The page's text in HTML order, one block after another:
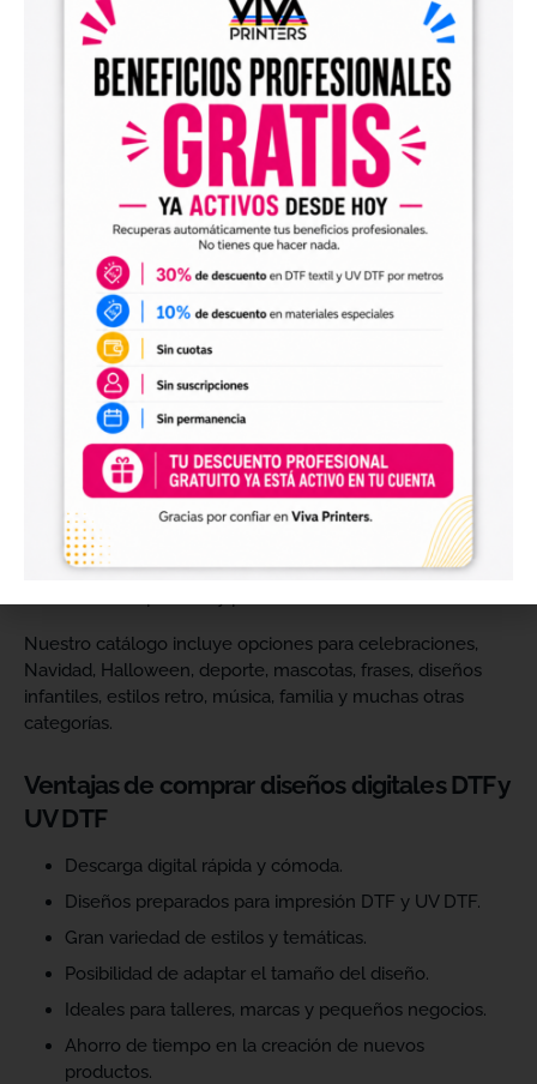
el archivo en tu programa de impresión y producirlo con tu
maquinaria DTF.
Diseños digitales para impresión UV DTF
También encontrarás diseños digitales para UV DTF
perfectos para personalizar vasos, botellas, termos, cajas,
envases, artículos promocionales y otras superficies rígidas
Estos diseños permiten incorporar nuevas opciones a tu
catálogo de personalización de objetos y preparar
producciones propias utilizando tu impresora UV DTF o tu
proveedor habitual de impresión.
Archivos digitales para negocios de
personalización
Comprar diseños digitales es una solución práctica para
profesionales que quieren ahorrar tiempo, renovar su
catálogo y ofrecer más variedad de productos a sus
clientes. Podrás escoger diseños de diferentes estilos,
Nuestro catálogo incluye opciones para celebraciones,
Navidad, Halloween, deporte, mascotas, frases, diseños
infantiles, estilos retro, música, familia y muchas otras
categorías.
Ventajas de comprar diseños digitales DTF y
UV DTF
Descarga digital rápida y cómoda.
Diseños preparados para impresión DTF y UV DTF.
Gran variedad de estilos y temáticas.
Posibilidad de adaptar el tamaño del diseño.
Ideales para talleres, marcas y pequeños negocios.
Ahorro de tiempo en la creación de nuevos
productos.